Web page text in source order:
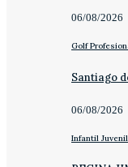
06/08/2026
Golf
Santiago
06/08/2026
Infantil Juvenil